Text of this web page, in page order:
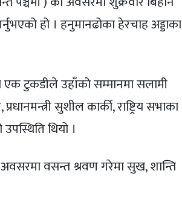
हो । हनुमानढोका हेरचाह अड्डाका
एक टुकडीले उहाँको सम्मानमा सलामी
सुशील कार्की, राष्ट्रिय सभाका
थियो ।
वसन्त श्रवण गरेमा सुख, शान्ति